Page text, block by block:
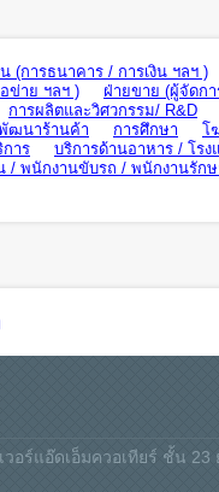
(การธนาคาร / การเงิน ฯลฯ )
ข่าย ฯลฯ )
ฝ่ายขาย (ผู้จัดก
การผลิตและวิศวกรรม/ R&D
ฒนาร้านค้า การศึกษา โ
าร
บริการด้านอาหาร / โร
/ พนักงานขับรถ / พนักงานรัก
อร์แอ๊ดเอ็มควอเทียร์ ชั้น 23